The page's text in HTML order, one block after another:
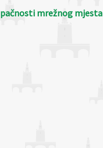
mrežnog mjesta